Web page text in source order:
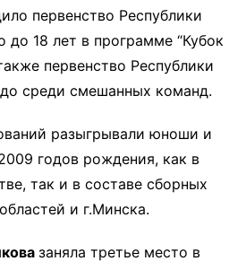
первенство Республики
до 18 лет в программе “Кубок
первенство Республики
среди смешанных команд.
разыгрывали юноши и
годов рождения, как в
так и в составе сборных
и г.Минска.
заняла третье место в